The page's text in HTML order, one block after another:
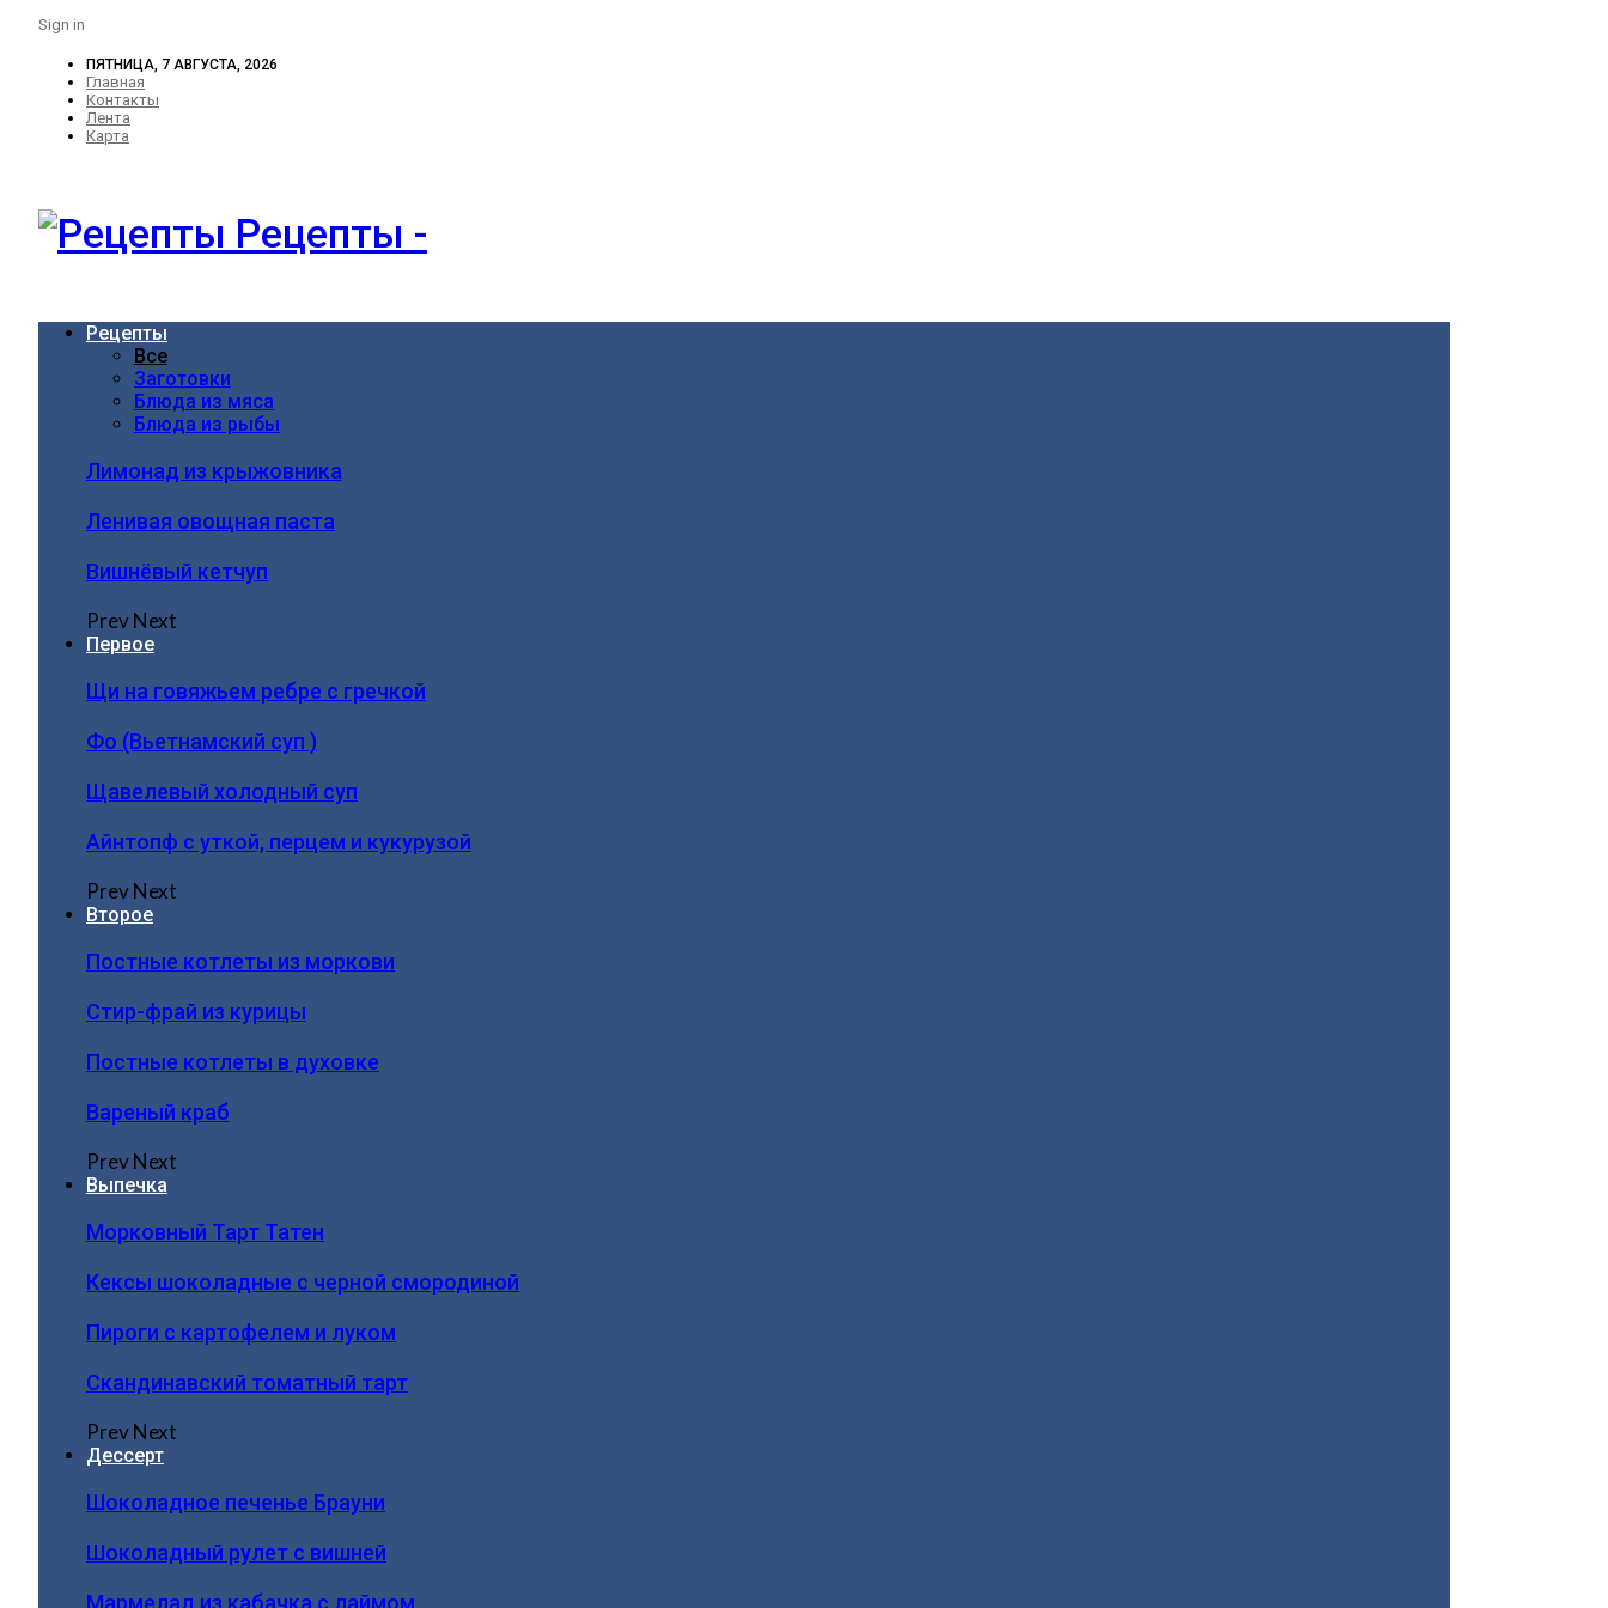
Sign in
ПЯТНИЦА, 7 АВГУСТА, 2026
Главная
Контакты
Лента
Карта
Рецепты -
Рецепты
Все
Заготовки
Блюда из мяса
Блюда из рыбы
Лимонад из крыжовника
Ленивая овощная паста
Вишнёвый кетчуп
PrevNext
Первое
Щи на говяжьем ребре с гречкой
Фо (Вьетнамский суп )
Щавелевый холодный суп
Айнтопф с уткой, перцем и кукурузой
PrevNext
Второе
Постные котлеты из моркови
Стир-фрай из курицы
Постные котлеты в духовке
Вареный краб
PrevNext
Выпечка
Морковный Тарт Татен
Кексы шоколадные с черной смородиной
Пироги c картофелем и луком
Скандинавский томатный тарт
PrevNext
Дессерт
Шоколадное печенье Брауни
Шоколадный рулет с вишней
Мармелад из кабачка с лаймом